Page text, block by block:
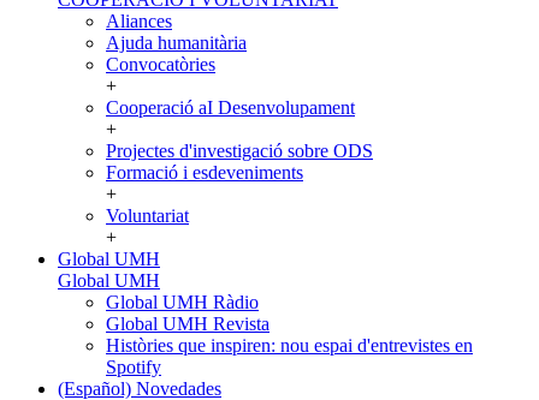
Aliances
Ajuda humanitària
Convocatòries
+
Cooperació aI Desenvolupament
+
Projectes d'investigació sobre ODS
Formació i esdeveniments
+
Voluntariat
+
Global UMH
Global UMH
Global UMH Ràdio
Global UMH Revista
Històries que inspiren: nou espai d'entrevistes en
Spotify
(Español) Novedades